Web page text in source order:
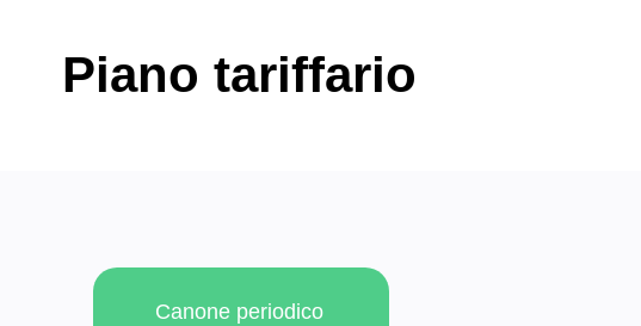
Piano tariffario
Canone periodico